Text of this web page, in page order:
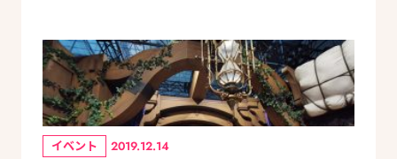
イベント 2019.12.14